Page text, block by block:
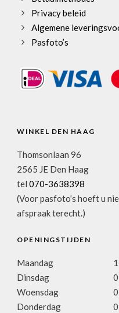
Privacy beleid
Algemene
Pasfoto’s
WINKEL DEN HAAG
Thomsonlaan 96
2565 JE Den Haag
tel 070-3638398
(Voor pasfoto’s hoeft u
afspraak terecht.)
OPENINGSTIJDEN
Maandag
Dinsdag
Woensdag
Donderdag